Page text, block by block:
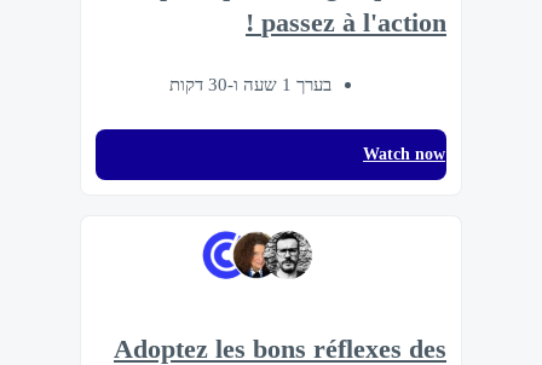
passez à l'action !
בערך 1 שעה ו-30 דקות
Watch now
Adoptez les bons réflexes des